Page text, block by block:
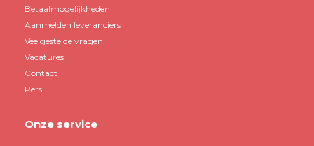
Betaalmogelijkheden
Aanmelden leveranciers
Veelgestelde vragen
Vacatures
Contact
Pers
Onze service